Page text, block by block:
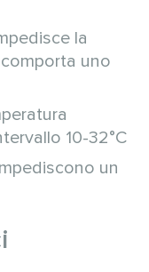
la
uno
10-32°C
un